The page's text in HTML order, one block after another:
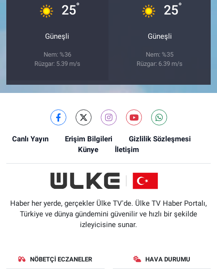
25°
Güneşli
Nem: %36
Rüzgar: 5.39 m/s
25°
Güneşli
Nem: %35
Rüzgar: 6.39 m/s
Canlı Yayın Erişim Bilgileri
Gizlilik Sözleşmesi
Künye
İletişim
Haber her yerde, gerçekler Ülke TV'de. Ülke TV Haber Portalı,
Türkiye ve dünya gündemini güvenilir ve hızlı bir şekilde
izleyicisine sunar.
NÖBETÇI ECZANELER HAVA DURUMU